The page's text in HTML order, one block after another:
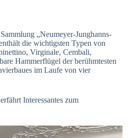
„Neumeyer-Junghanns-
die wichtigsten Typen von
Virginale, Cembali,
Hammerflügel der berühmtesten
im Laufe von vier
Interessantes zum